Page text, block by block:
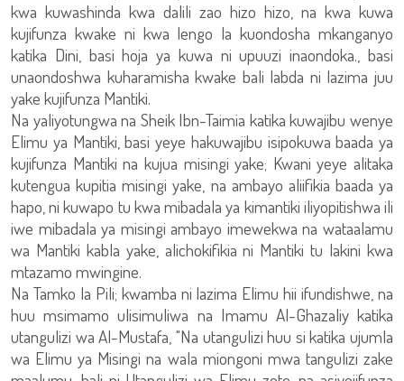
kwa kuwashinda kwa dalili zao hizo hizo, na kwa kuwa
kujifunza kwake ni kwa lengo la kuondosha mkanganyo
katika Dini, basi hoja ya kuwa ni upuuzi inaondoka., basi
unaondoshwa kuharamisha kwake bali labda ni lazima juu
yake kujifunza Mantiki.
Na yaliyotungwa na Sheik Ibn-Taimia katika kuwajibu wenye
Elimu ya Mantiki, basi yeye hakuwajibu isipokuwa baada ya
kujifunza Mantiki na kujua misingi yake; Kwani yeye alitaka
kutengua kupitia misingi yake, na ambayo aliifikia baada ya
hapo, ni kuwapo tu kwa mibadala ya kimantiki iliyopitishwa ili
iwe mibadala ya misingi ambayo imewekwa na wataalamu
wa Mantiki kabla yake, alichokifikia ni Mantiki tu lakini kwa
mtazamo mwingine.
Na Tamko la Pili; kwamba ni lazima Elimu hii ifundishwe, na
huu msimamo ulisimuliwa na Imamu Al-Ghazaliy katika
utangulizi wa Al-Mustafa, "Na utangulizi huu si katika ujumla
wa Elimu ya Misingi na wala miongoni mwa tangulizi zake